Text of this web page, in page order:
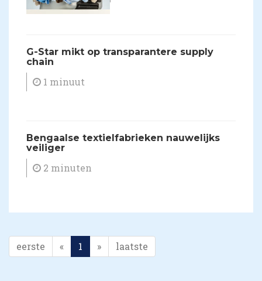
G-Star mikt op transparantere supply
chain
1 minuut
Bengaalse textielfabrieken nauwelijks
veiliger
2 minuten
eerste « 1 » laatste